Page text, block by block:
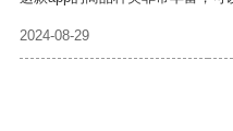
2024-08-29